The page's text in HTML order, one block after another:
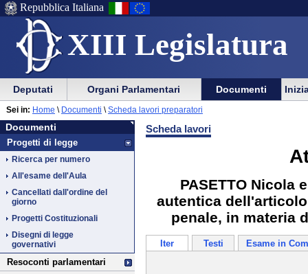
XIII Legislatura
Menu
di
ausilio
alla
navigazione
Vai
Menu
di
navigazione
principale
Repubblica Italiana
Menu
di
navigazione
principale
Vai
menu
di
sezione
Deputati Organi Parlamentari Documenti
Documenti
Vai
al
contenuto
Documenti
Progetti di legge
Ricerca per numero
All'esame dell'Aula
Cancellati dall'ordine del
giorno
Progetti Costituzionali
Disegni di legge
governativi
Resoconti parlamentari
Sei in: Home \ Documenti \ Scheda lavori preparatori
Scheda lavori
PASETTO Nicola
autentica
penale, in materia
Iter Testi Esame in